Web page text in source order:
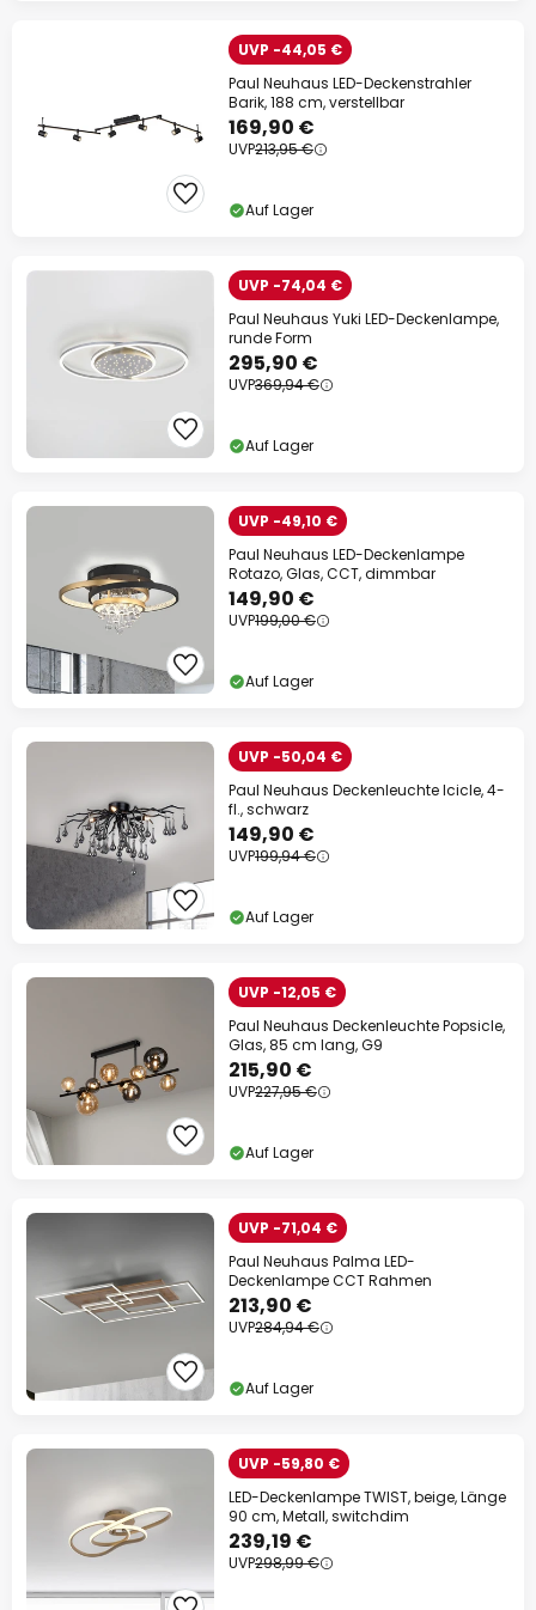
UVP -44,05 €
Paul Neuhaus LED-Deckenstrahler
Barik, 188 cm, verstellbar
169,90 €
UVP213,95 €
Auf Lager
UVP -74,04 €
Paul Neuhaus Yuki LED-Deckenlampe,
runde Form
295,90 €
UVP369,94 €
Auf Lager
UVP -49,10 €
Paul Neuhaus LED-Deckenlampe
Rotazo, Glas, CCT, dimmbar
149,90 €
UVP199,00 €
Auf Lager
UVP -50,04 €
Paul Neuhaus Deckenleuchte Icicle, 4-
fl., schwarz
149,90 €
UVP199,94 €
Auf Lager
UVP -12,05 €
Paul Neuhaus Deckenleuchte Popsicle,
Glas, 85 cm lang, G9
215,90 €
UVP227,95 €
Auf Lager
UVP -71,04 €
Paul Neuhaus Palma LED-
Deckenlampe CCT Rahmen
213,90 €
UVP284,94 €
Auf Lager
UVP -59,80 €
LED-Deckenlampe TWIST, beige, Länge
90 cm, Metall, switchdim
239,19 €
UVP298,99 €